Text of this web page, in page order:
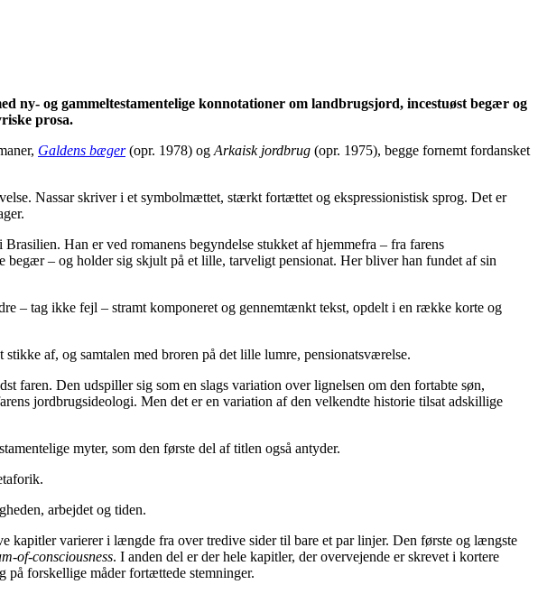
ny- og gammeltestamentelige konnotationer om landbrugsjord, incestuøst begær og
prosa.
Galdens bæger(opr. 1978) og Arkaisk jordbrug (opr. 1975), begge fornemt fordansket
Nassar skriver i et symbolmættet, stærkt fortættet og ekspressionistisk sprog. Det er
Han er ved romanens begyndelse stukket af hjemmefra – fra farens
– og holder sig skjult på et lille, tarveligt pensionat. Her bliver han fundet af sin
– tag ikke fejl – stramt komponeret og gennemtænkt tekst, opdelt i en række korte og
af, og samtalen med broren på det lille lumre, pensionatsværelse.
Den udspiller sig som en slags variation over lignelsen om den fortabte søn,
jordbrugsideologi. Men det er en variation af den velkendte historie tilsat adskillige
myter, som den første del af titlen også antyder.
arbejdet og tiden.
kapitler varierer i længde fra over tredive sider til bare et par linjer. Den første og længste
of-consciousness. I anden del er der hele kapitler, der overvejende er skrevet i kortere
forskellige måder fortættede stemninger.